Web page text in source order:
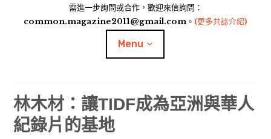
需進一步詢問或合作，歡迎來信詢問：
common.magazine2011@gmail.com。 (更多共誌介紹)
Menu
共專題
共評論
林木材：讓TIDF成為亞洲與華人
紀錄片的基地